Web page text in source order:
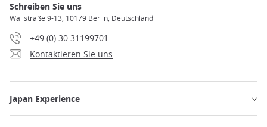
Schreiben Sie uns
Wallstraße 9-13, 10179 Berlin, Deutschland
+49 (0) 30 31199701
Kontaktieren Sie uns
Japan Experience